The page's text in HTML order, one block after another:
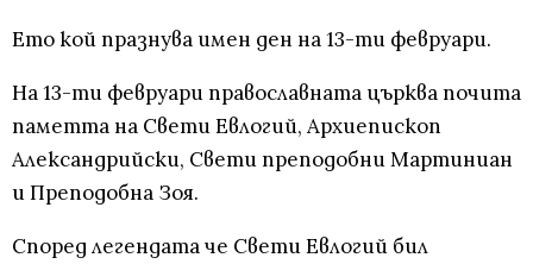
Ето кой празнува имен ден на 13-ти февруари.
На 13-ти февруари православната църква почита
паметта на Свети Евлогий, Архиепископ
Александрийски, Свети преподобни Мартиниан
и Преподобна Зоя.
Според легендата че Свети Евлогий бил